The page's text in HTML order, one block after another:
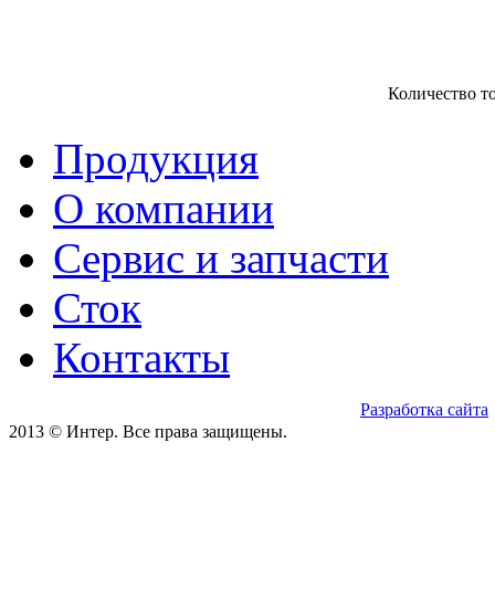
Количество
Продукция
О компании
Сервис и запчасти
Сток
Контакты
2013 © Интер. Все права защищены.
Разработка сайта